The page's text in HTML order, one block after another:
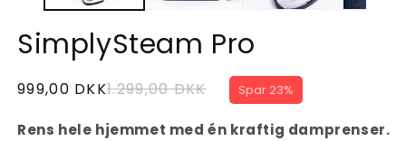
SimplySteam Pro
Normalpris
999,00 DKKNormalpris
1.299,00 DKK Udsalgspris
Spar 23%
Rens hele hjemmet med én kraftig damprenser.